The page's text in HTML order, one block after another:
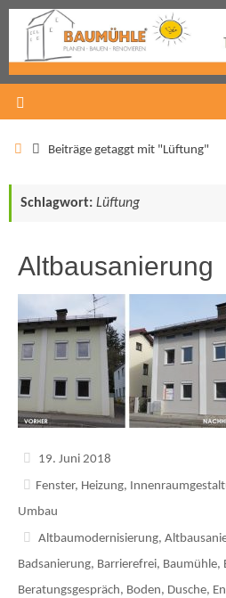
Beiträge getaggt mit "Lüftung"
Schlagwort: Lüftung
Altbausanierung
19. Juni 2018
Fenster, Heizung,
Umbau
Altbaumodernisierung,
Badsanierung, Barrierefrei, Baumühle,
Beratungsgespräch, Boden, Dusche,